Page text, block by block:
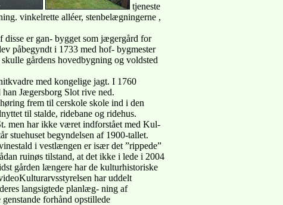
tjeneste
vinkelrette alléer, stenbelægningerne ,
er gan- bygget som jægergård for
påbegyndt i 1733 med hof- bygmester
gårdens hovedbygning og voldsted
med kongelige jagt. I 1760
Jægersborg Slot rive ned.
frem til cerskole skole ind i den
til stalde, ridebane og ridehus.
men har ikke været indforstået med Kul-
stuehuset begyndelsen af 1900-tallet.
i vestlængen er især det ”rippede”
ruinøs tilstand, at det ikke i lede i 2004
gården længere har de kulturhistoriske
har uddelt
langsigtede planlæg- ning af
forhånd opstillede